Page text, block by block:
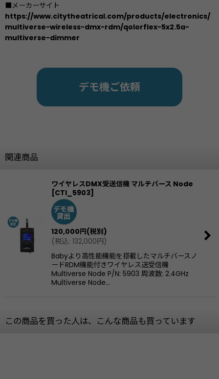
■メーカーサイト
https://www.citytheatrical.com/products/electronics/
multiverse-wireless-dmx-rdm/qolorflex-5x2.5a-
multiverse-dimmer
デモ機ご依頼
関連商品
ワイヤレスDMX受送信機 マルチバース Node
[CTI_5903]
120,000円(税別)
(税込: 132,000円)
Babyより高性能機能を搭載したマルチバースノ
ードRDM機能付きワイヤレス送受信機
Multiverse Node P/N: 5903 周波数: 2.4GHz
Multiverse Node…
この商品を買った人は、こんな商品も買っています